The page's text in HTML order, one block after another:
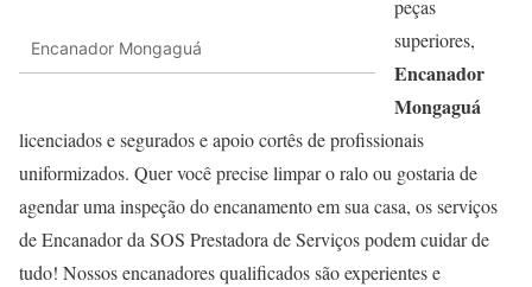
Encanador Mongaguá
peças
superiores,
Encanador
Mongaguá
licenciados e segurados e apoio cortês de profissionais
uniformizados. Quer você precise limpar o ralo ou gostaria de
agendar uma inspeção do encanamento em sua casa, os serviços
de Encanador da SOS Prestadora de Serviços podem cuidar de
tudo! Nossos encanadores qualificados são experientes e